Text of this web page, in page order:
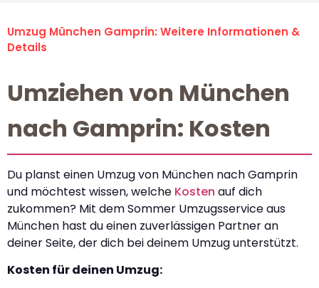
Umzug München Gamprin: Weitere Informationen &
Details
Umziehen von München
nach Gamprin: Kosten
Du planst einen Umzug von München nach Gamprin
und möchtest wissen, welche Kosten auf dich
zukommen? Mit dem Sommer Umzugsservice aus
München hast du einen zuverlässigen Partner an
deiner Seite, der dich bei deinem Umzug unterstützt.
Kosten für deinen Umzug: